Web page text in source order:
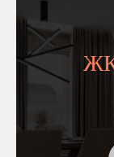
ЖК